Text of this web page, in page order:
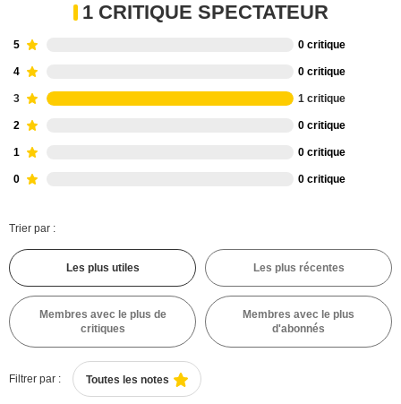
1 CRITIQUE SPECTATEUR
5 0 critique
4 0 critique
3 1 critique
2 0 critique
1 0 critique
0 0 critique
Trier par :
Les plus utiles Les plus récentes
Membres avec le plus de
critiques
Membres avec le plus
d'abonnés
Filtrer par : Toutes les notes